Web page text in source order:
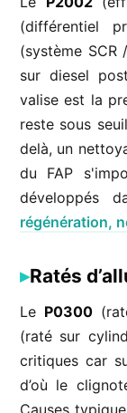
(différentiel
(système SCR
sur diesel
valise est la
reste sous
delà, un
du FAP
développés
régénération,
Ratés
Le P0300
(raté sur
critiques car
d’où le
Causes